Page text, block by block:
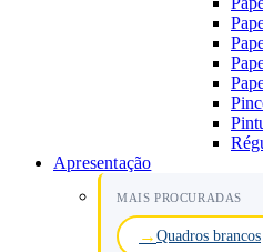
Apresentação
MAIS PROCURADAS
Quadros brancos